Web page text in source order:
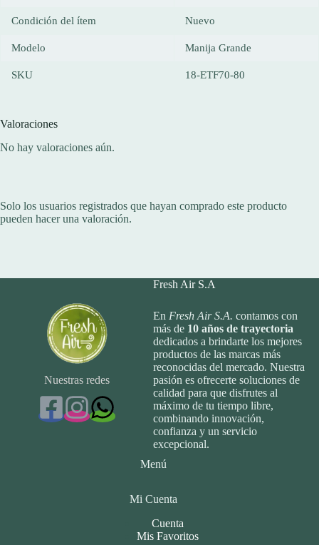
Condición del ítem Nuevo
Modelo Manija Grande
SKU 18-ETF70-80
Valoraciones
No hay valoraciones aún.
Solo los usuarios registrados que hayan comprado este producto
pueden hacer una valoración.
Nuestras redes
Fresh Air S.A
En Fresh Air S.A. contamos con
más de 10 años de trayectoria
dedicados a brindarte los mejores
productos de las marcas más
reconocidas del mercado. Nuestra
pasión es ofrecerte soluciones de
calidad para que disfrutes al
máximo de tu tiempo libre,
combinando innovación,
confianza y un servicio
excepcional.
Menú
Mi Cuenta
Cuenta
Mis Favoritos